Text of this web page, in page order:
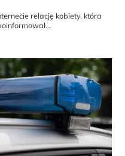
relację kobiety, która